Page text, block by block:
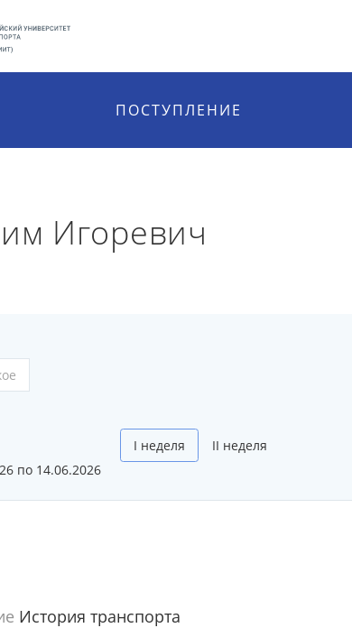
ПОСТУПЛЕНИЕ
Игоревич
по 14.06.2026
I неделя II неделя
История транспорта